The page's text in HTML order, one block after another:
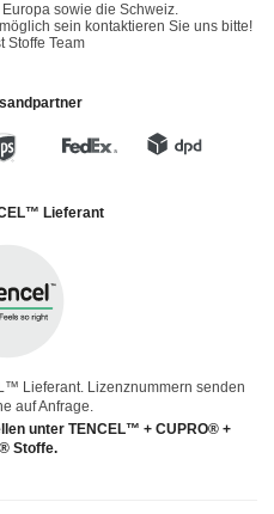
sowie die Schweiz.
sein kontaktieren Sie uns bitte!
Stoffe Team
Lieferant
Lieferant. Lizenznummern senden
auf Anfrage.
unter TENCEL™ + CUPRO® +
Stoffe.